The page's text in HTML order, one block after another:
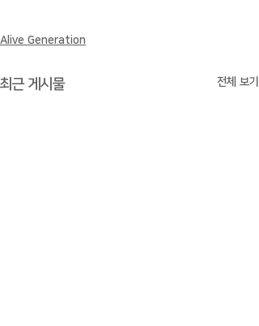
Alive Generation
최근 게시물 전체 보기